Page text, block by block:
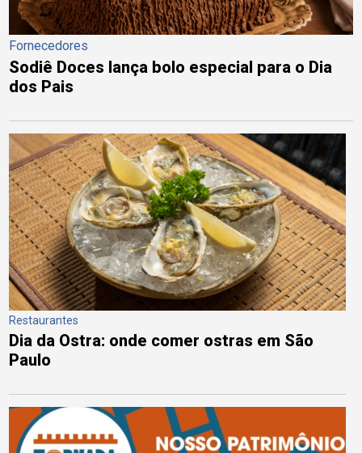
Fornecedores
Sodiê Doces lança bolo especial para o Dia
dos Pais
Restaurantes
Dia da Ostra: onde comer ostras em São
Paulo